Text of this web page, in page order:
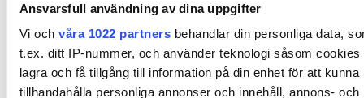
Ansvarsfull användning av dina uppgifter
Vi och våra 1022 partnersbehandlar din personliga data,
t.ex. ditt IP-nummer, och använder teknologi såsom cookies
lagra och få tillgång till information på din enhet för att kunna
tillhandahålla personliga annonser och innehåll, annons- och
människorna saknar helt enkelt någonstans att bo.